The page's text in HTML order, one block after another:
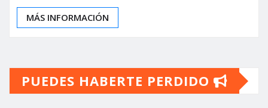
MÁS INFORMACIÓN
PUEDES HABERTE PERDIDO